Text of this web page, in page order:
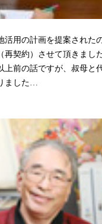
活用の計画を提案された
再契約）させて頂きまし
上前の話ですが、叔母と
ました…